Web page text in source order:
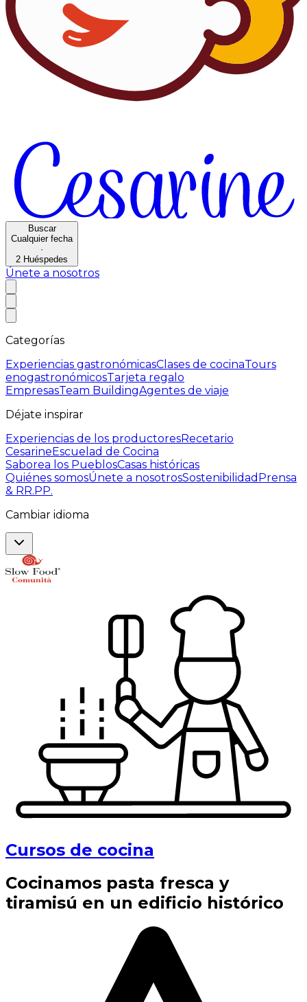
Buscar
Cualquier fecha
·
2 Huéspedes
Únete a nosotros
Categorías
Experiencias gastronómicasClases de cocinaTours
enogastronómicosTarjeta regalo
EmpresasTeam BuildingAgentes de viaje
Déjate inspirar
Experiencias de los productoresRecetario
CesarineEscuelad de Cocina
Saborea los PueblosCasas históricas
Quiénes somosÚnete a nosotrosSostenibilidad Prensa
& RR.PP.
Cambiar idioma
Cursos de cocina
Cocinamos pasta fresca y
tiramisú en un edificio histórico